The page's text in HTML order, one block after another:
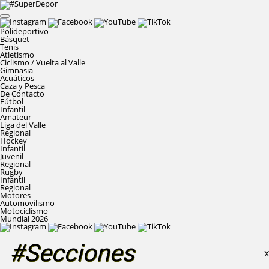
Polideportivo
Básquet
Tenis
Atletismo
Ciclismo / Vuelta al Valle
Gimnasia
Acuáticos
Caza y Pesca
De Contacto
Fútbol
Infantil
Amateur
Liga del Valle
Regional
Hockey
Infantil
Juvenil
Regional
Rugby
Infantil
Regional
Motores
Automovilismo
Motociclismo
Mundial 2026
#Secciones X